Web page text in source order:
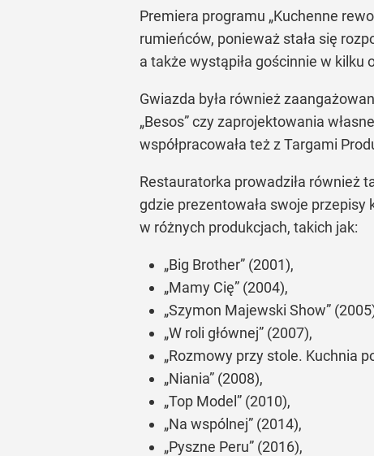
Premiera programu „Kuchenne
rumieńców, ponieważ stała się
a także wystąpiła gościnnie w kilku
Gwiazda była również
„Besos” czy zaprojektowania
współpracowała też z Targami
Restauratorka prowadziła również
gdzie prezentowała swoje przepisy
w różnych produkcjach, takich jak:
„Big Brother” (2001),
„Mamy Cię” (2004),
„Szymon Majewski Show”
„W roli głównej” (2007),
„Rozmowy przy stole. Kuchnia
„Niania” (2008),
„Top Model” (2010),
„Na wspólnej” (2014),
„Pyszne Peru” (2016),